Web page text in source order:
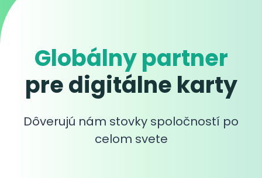
Globálny partner
pre digitálne karty
Dôverujú nám stovky spoločností po
celom svete